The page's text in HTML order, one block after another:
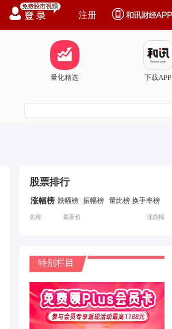
注册
量化精选 下载APP
股票排行
涨幅榜 跌幅榜 振幅榜 量比榜 换手率榜
名称 最新价 涨跌幅